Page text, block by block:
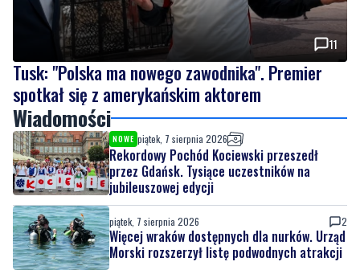
Tusk: "Polska ma nowego zawodnika". Premier
spotkał się z amerykańskim aktorem
Wiadomości
NOWE piątek, 7 sierpnia 2026
Rekordowy Pochód Kociewski przeszedł
przez Gdańsk. Tysiące uczestników na
jubileuszowej edycji
piątek, 7 sierpnia 2026
Więcej wraków dostępnych dla nurków. Urząd
Morski rozszerzył listę podwodnych atrakcji
MATERIAŁ PARTNERA NOWE piątek, 7 sierpnia 2026
Co jeść przy zaparciach? Dieta, błonnik i